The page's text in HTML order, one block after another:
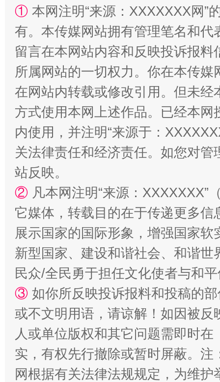
解纷+调解+退费，一次搞定
站台名比不上好声名
① 本网注明“来源：XXXXXXX网”
有。本传媒网站拥有管理笔名和
留言在本网站内容和反映投诉报
所属网站的一切权力。你在本传
在网站内转载或修改引用。但未
方式使用本网上述作品。已经本
内使用，并注明“来源于：
关法律责任和经济责任。如您对
站反映。
② 凡本网注明“来源：
它媒体，转载目的在于传递更多
展示国家的国际形象，增强国家
新型国家、建设和谐社会、和谐
民众/全民勇于担任文化使者与和
③ 如你所反映投诉报料和投稿的
或不文明用语，请谅解！如因被
人或单位版权和其它问题需即时在
实，有权先行撤除或暂时屏蔽。
网根据有关法律法规规定，为维